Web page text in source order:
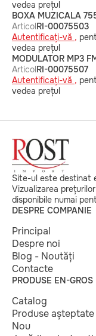
vedea prețul
BOXA MUZICALA
ArticolRI-00075503
Autentificați-vă ,
vedea prețul
MODULATOR MP3
ArticolRI-00075507
Autentificați-vă ,
vedea prețul
Site-ul este destinat
Vizualizarea
disponibile numai
DESPRE COMPANIE
Principal
Despre noi
Blog - Noutăți
Contacte
PRODUSE EN-GROS
Catalog
Produse așteptate
Nou